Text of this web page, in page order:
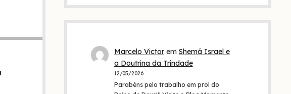
Marcelo Victorem Shemá Israel e
a Doutrina da Trindade
12/05/2026
Parabéns pelo trabalho em prol do